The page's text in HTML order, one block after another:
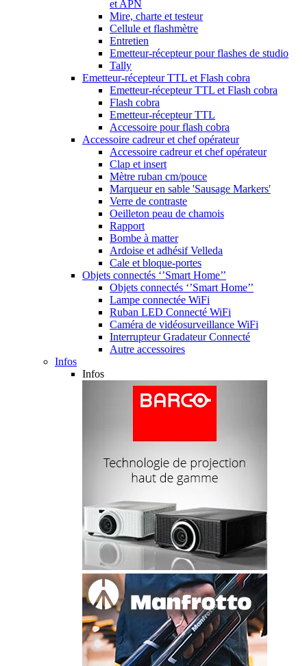
et APN
Mire, charte et testeur
Cellule et flashmètre
Entretien
Emetteur-récepteur pour flashes de studio
Tally
Emetteur-récepteur TTL et Flash cobra
Emetteur-récepteur TTL et Flash cobra
Flash cobra
Emetteur-récepteur TTL
Accessoire pour flash cobra
Accessoire cadreur et chef opérateur
Accessoire cadreur et chef opérateur
Clap et insert
Mètre ruban cm/pouce
Marqueur en sable 'Sausage Markers'
Verre de contraste
Oeilleton peau de chamois
Rapport
Bombe à matter
Ardoise et adhésif Velleda
Cale et bloque-portes
Objets connectés ‘’Smart Home’’
Objets connectés ‘’Smart Home’’
Lampe connectée WiFi
Ruban LED Connecté WiFi
Caméra de vidéosurveillance WiFi
Interrupteur Gradateur Connecté
Autre accessoires
Infos
Infos